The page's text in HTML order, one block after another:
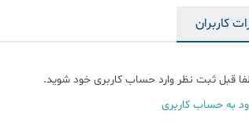
کاربران
قبل ثبت نظر وارد حساب کاربری خود شوید.
به حساب کاربری